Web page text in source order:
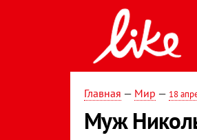
Главная — Мир — 18
Муж